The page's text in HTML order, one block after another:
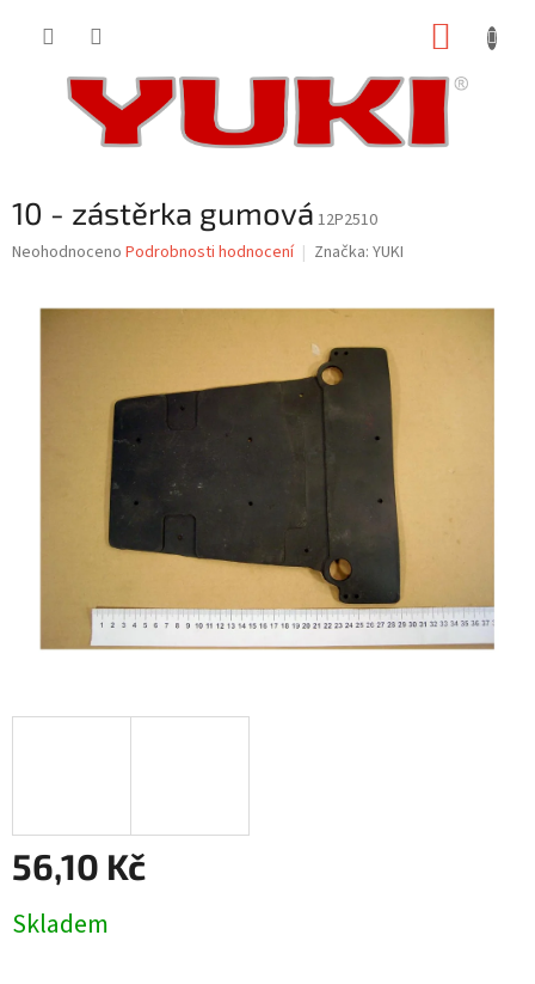
10 - zástěrka gumová 12P2510
Průměrné
Neohodnoceno Podrobnosti hodnocení Značka: YUKI
56,10 Kč
cena:
Skladem